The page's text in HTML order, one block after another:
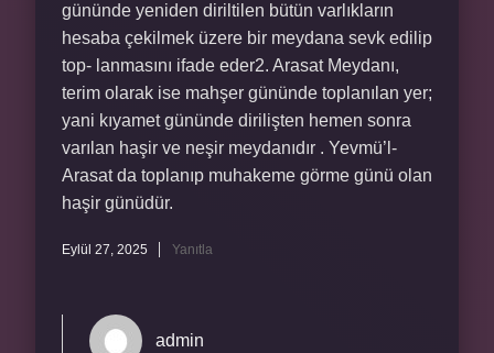
gününde yeniden diriltilen bütün varlıkların
hesaba çekilmek üzere bir meydana sevk edilip
top- lanmasını ifade eder2. Arasat Meydanı,
terim olarak ise mahşer gününde toplanılan yer;
yani kıyamet gününde dirilişten hemen sonra
varılan haşir ve neşir meydanıdır . Yevmü’l-
Arasat da toplanıp muhakeme görme günü olan
haşir günüdür.
Eylül 27, 2025 Yanıtla
admin